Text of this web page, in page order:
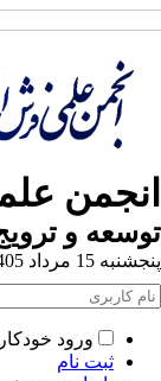
و
15 مرداد 1405
ورود خودکار
ثبت نام